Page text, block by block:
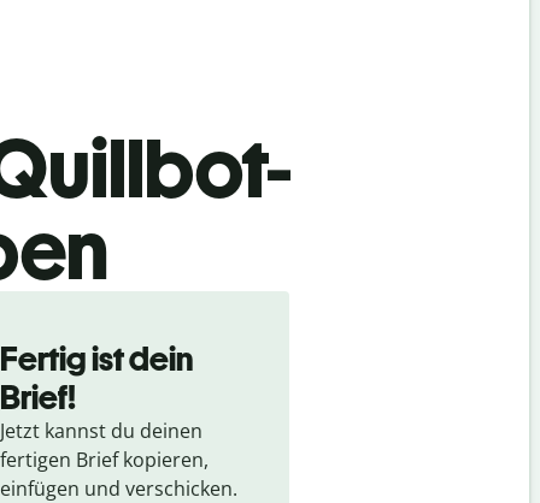
Fertig ist dein
Brief!
Jetzt kannst du deinen
fertigen Brief kopieren,
einfügen und verschicken.